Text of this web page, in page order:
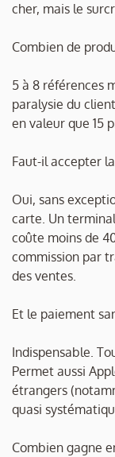
cher, mais le
Combien de
5 à 8 références
paralysie du
en valeur que 15
Faut-il accepter
Oui, sans
carte. Un
coûte moins de
commission par
des ventes.
Et le paiement
Indispensable.
Permet aussi
étrangers
quasi
Combien gagne